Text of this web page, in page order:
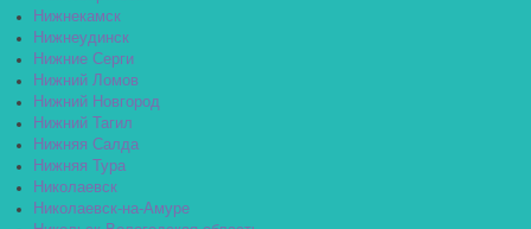
Нижнекамск
Нижнеудинск
Нижние Серги
Нижний Ломов
Нижний Новгород
Нижний Тагил
Нижняя Салда
Нижняя Тура
Николаевск
Николаевск-на-Амуре